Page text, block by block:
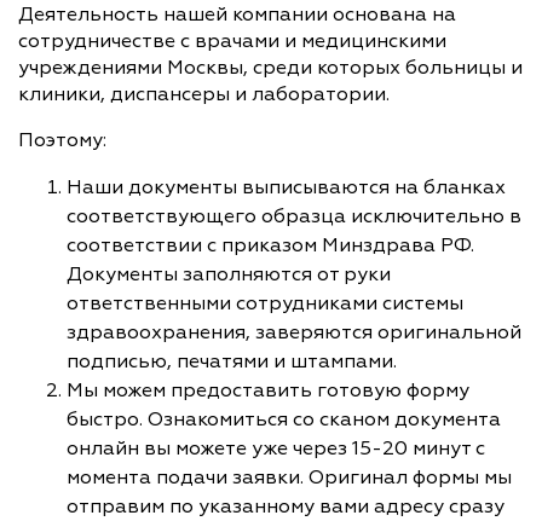
Деятельность нашей компании основана на
сотрудничестве с врачами и медицинскими
учреждениями Москвы, среди которых больницы и
клиники, диспансеры и лаборатории.
Поэтому:
Наши документы выписываются на бланках
соответствующего образца исключительно в
соответствии с приказом Минздрава РФ.
Документы заполняются от руки
ответственными сотрудниками системы
здравоохранения, заверяются оригинальной
подписью, печатями и штампами.
Мы можем предоставить готовую форму
быстро. Ознакомиться со сканом документа
онлайн вы можете уже через 15-20 минут с
момента подачи заявки. Оригинал формы мы
отправим по указанному вами адресу сразу